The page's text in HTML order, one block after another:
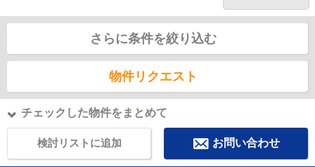
さらに条件を絞り込む
物件リクエスト
チェックした物件をまとめて
検討リストに追加 お問い合わせ